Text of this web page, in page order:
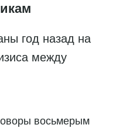
год назад на
между
восьмерым